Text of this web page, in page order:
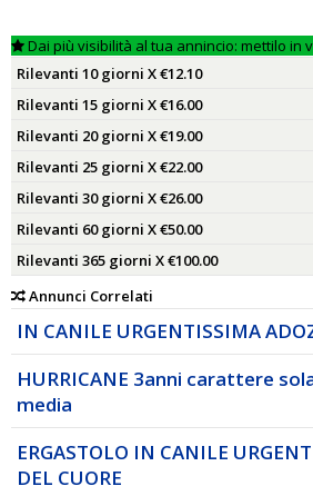
Dai più visibilità al tua annincio: mettilo in
Rilevanti 10 giorni X €12.10
Rilevanti 15 giorni X €16.00
Rilevanti 20 giorni X €19.00
Rilevanti 25 giorni X €22.00
Rilevanti 30 giorni X €26.00
Rilevanti 60 giorni X €50.00
Rilevanti 365 giorni X €100.00
Annunci Correlati
IN CANILE URGENTISSIMA
HURRICANE 3anni carattere
media
ERGASTOLO IN CANILE
DEL CUORE